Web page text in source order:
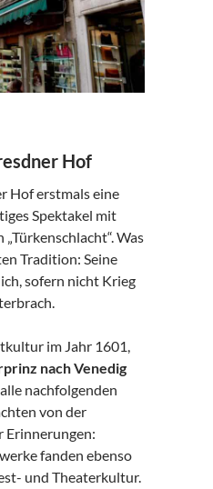
Hof
Hof erstmals eine
Spektakel mit
Was
Tradition: Seine
sofern nicht Krieg
im Jahr 1601,
nach Venedig
nachfolgenden
von der
Erinnerungen:
fanden ebenso
und Theaterkultur.